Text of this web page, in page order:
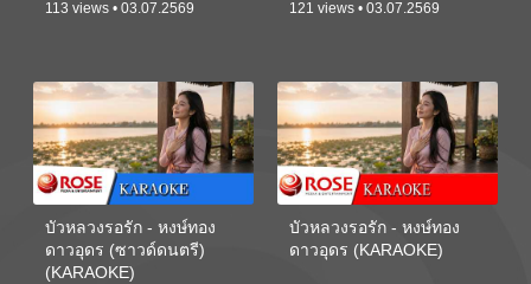
113 views • 03.07.2569 121 views • 03.07.2569
บัวหลวงรอรัก - หงษ์ทอง
ดาวอุดร (ซาวด์ดนตรี)
(KARAOKE)
บัวหลวงรอรัก - หงษ์ทอง
ดาวอุดร (KARAOKE)